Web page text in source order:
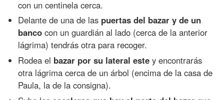
con un centinela cerca.
Delante de una de las puertas del bazar y de un
banco con un guardián al lado (cerca de la anterior
lágrima) tendrás otra para recoger.
Rodea el bazar por su lateral este y encontrarás
otra lágrima cerca de un árbol (encima de la casa de
Paula, la de la consigna).